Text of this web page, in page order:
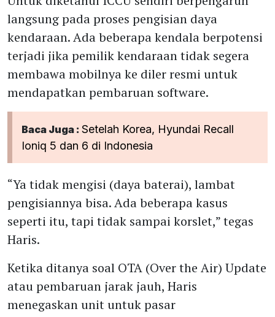
langsung pada proses pengisian daya
kendaraan. Ada beberapa kendala berpotensi
terjadi jika pemilik kendaraan tidak segera
membawa mobilnya ke diler resmi untuk
mendapatkan pembaruan software.
Baca Juga : Setelah Korea, Hyundai Recall
Ioniq 5 dan 6 di Indonesia
“Ya tidak mengisi (daya baterai), lambat
pengisiannya bisa. Ada beberapa kasus
seperti itu, tapi tidak sampai korslet,” tegas
Haris.
Ketika ditanya soal OTA (Over the Air) Update
atau pembaruan jarak jauh, Haris
menegaskan unit untuk pasar